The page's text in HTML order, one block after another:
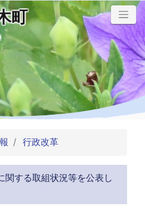
町
行政改革
関する取組状況等を公表し